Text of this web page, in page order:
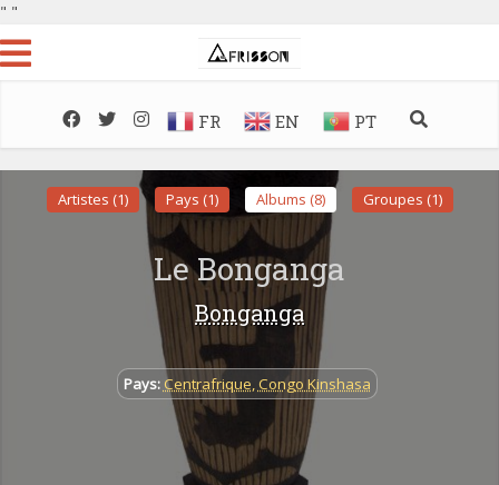
" "
FR EN PT
Artistes (1) Pays (1) Albums (8) Groupes (1)
Le Bonganga
Bonganga
Pays: Centrafrique,Congo Kinshasa